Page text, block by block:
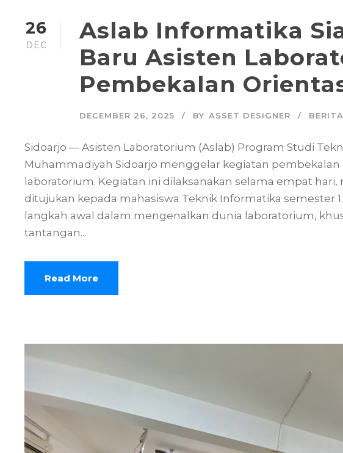
26
DEC
Aslab Informatika
Baru Asisten
Pembekalan
DECEMBER 26, 2025 BY ASSET DESIGNER BERITA
Sidoarjo — Asisten Laboratorium (Aslab) Program Studi
Muhammadiyah Sidoarjo menggelar kegiatan pembekalan
laboratorium. Kegiatan ini dilaksanakan selama empat hari,
ditujukan kepada mahasiswa Teknik Informatika semester
langkah awal dalam mengenalkan dunia laboratorium,
tantangan...
Read More